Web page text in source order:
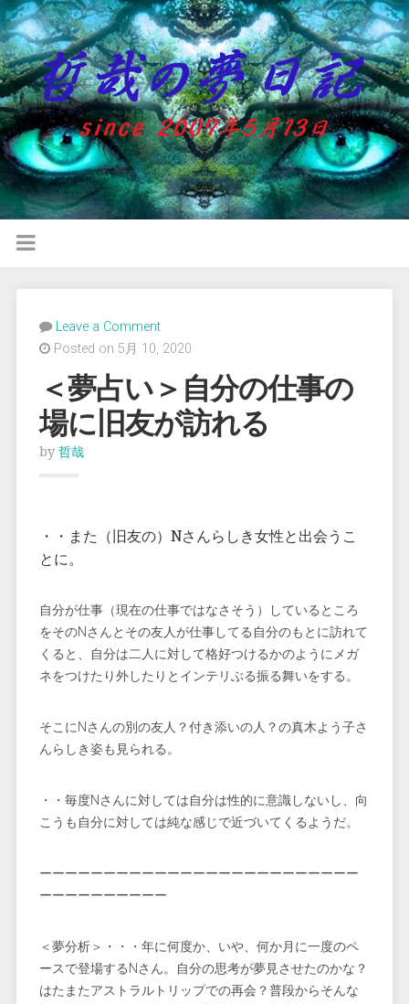
Leave a Comment
Posted on 5月 10, 2020
＜夢占い＞自分の仕事の
場に旧友が訪れる
by 哲哉
・・また（旧友の）Nさんらしき女性と出会うこ
とに。
自分が仕事（現在の仕事ではなさそう）しているところ
をそのNさんとその友人が仕事してる自分のもとに訪れて
くると、自分は二人に対して格好つけるかのようにメガ
ネをつけたり外したりとインテリぶる振る舞いをする。
そこにNさんの別の友人？付き添いの人？の真木よう子さ
んらしき姿も見られる。
・・毎度Nさんに対しては自分は性的に意識しないし、向
こうも自分に対しては純な感じで近づいてくるようだ。
ーーーーーーーーーーーーーーーーーーーーーーーーー
ーーーーーーーーーー
＜夢分析＞・・・年に何度か、いや、何か月に一度のペ
ースで登場するNさん。自分の思考が夢見させたのかな？
はたまたアストラルトリップでの再会？普段からそんな